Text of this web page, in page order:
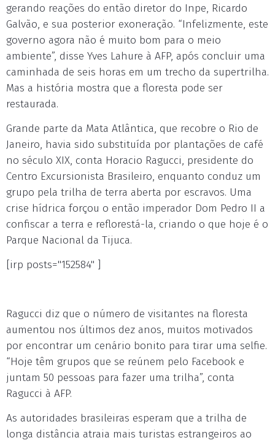
gerando reações do então diretor do Inpe, Ricardo
Galvão, e sua posterior exoneração. “Infelizmente, este
governo agora não é muito bom para o meio
ambiente”, disse Yves Lahure à AFP, após concluir uma
caminhada de seis horas em um trecho da supertrilha.
Mas a história mostra que a floresta pode ser
restaurada.
Grande parte da Mata Atlântica, que recobre o Rio de
Janeiro, havia sido substituída por plantações de café
no século XIX, conta Horacio Ragucci, presidente do
Centro Excursionista Brasileiro, enquanto conduz um
grupo pela trilha de terra aberta por escravos. Uma
crise hídrica forçou o então imperador Dom Pedro II a
confiscar a terra e reflorestá-la, criando o que hoje é o
Parque Nacional da Tijuca.
[irp posts="152584" ]
Ragucci diz que o número de visitantes na floresta
aumentou nos últimos dez anos, muitos motivados
por encontrar um cenário bonito para tirar uma selfie.
“Hoje têm grupos que se reúnem pelo Facebook e
juntam 50 pessoas para fazer uma trilha”, conta
Ragucci à AFP.
As autoridades brasileiras esperam que a trilha de
longa distância atraia mais turistas estrangeiros ao